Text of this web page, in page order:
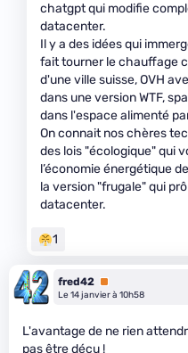
chatgpt qui modifie
datacenter.
Il y a des idées qui
fait tourner le chauffage
d'une ville suisse, OVH
dans une version WTF,
dans l'espace alimenté
On connait nos chères
des lois "écologique" qui
l’économie énergétique
la version "frugale" qui
datacenter.
1
fred42 Premium
Le 14 janvier à 10h58
L'avantage de ne rien
pas être déçu !